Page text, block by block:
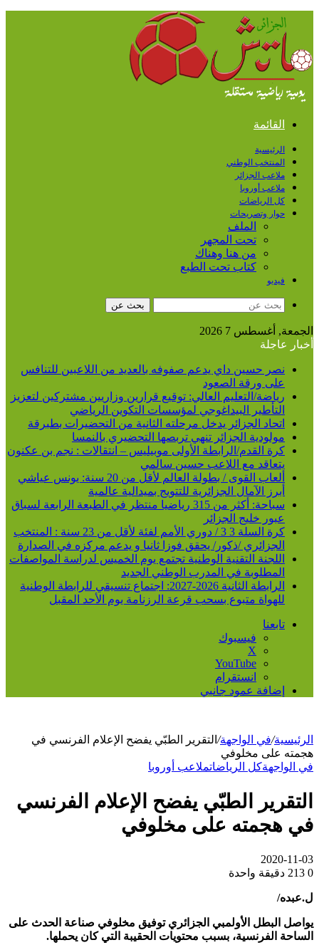
القائمة
الرئيسية
المنتخب الوطني
ملاعب الجزائر
ملاعب أوروبا
كل الرياضات
حوار وتصريحات
الملف
تحت المجهر
من هنا وهناك
كتاب تحت الطبع
فيديو
بحث عن
الجمعة, أغسطس 7 2026
أخبار عاجلة
نصر حسين داي يدعم صفوفه بالعديد من اللاعبين للتنافس
على ورقة الصعود
رياضة/التعليم العالي: توقيع قرارين وزاريين مشتركين لتعزيز
التأطير البيداغوجي لمؤسسات التكوين الرياضي
اتحاد الجزائر يدخل مرحلته الثانية من التحضيرات بطبرقة
مولودية الجزائر تنهي تربصها التحضيري بالنمسا
كرة القدم/الرابطة الأولى موبيليس – انتقالات : نجم بن عكنون
يتعاقد مع اللاعب حسين سالمي
ألعاب القوى / بطولة العالم لأقل من 20 سنة: يونس عياشي
أبرز الآمال الجزائرية للتتويج بميدالية عالمية
سباحة: أكثر من 315 رياضيا منتظر في الطبعة الرابعة لسباق
عبور خليج الجزائر
كرة السلة 3 3 / دوري الأمم لفئة لأقل من 23 سنة : المنتخب
الجزائري /ذكور/ يحقق فوزا ثانيا و يدعم مركزه في الصدارة
اللجنة التقنية الوطنية تجتمع يوم الخميس لدراسة المواصفات
المطلوبة في المدرب الوطني الجديد
الرابطة الثانية 2026-2027: اجتماع تنسيقي للرابطة الوطنية
للهواة متبوع بسحب قرعة الرزنامة يوم الأحد المقبل
تابعنا
فيسبوك
‫X
‫YouTube
انستقرام
إضافة عمود جانبي
الرئيسية/في الواجهة/ التقرير الطبّي يفضح الإعلام الفرنسي في
هجمته على مخلوفي
في الواجهةكل الرياضاتملاعب أوروبا
التقرير الطبّي يفضح الإعلام الفرنسي
في هجمته على مخلوفي
2020-11-03
0
دقيقة واحدة
ل.عبده/
يواصل البطل الأولمبي الجزائري توفيق مخلوفي صناعة الحدث على
الساحة الفرنسية، بسبب محتويات الحقيبة التي كان يحملها.